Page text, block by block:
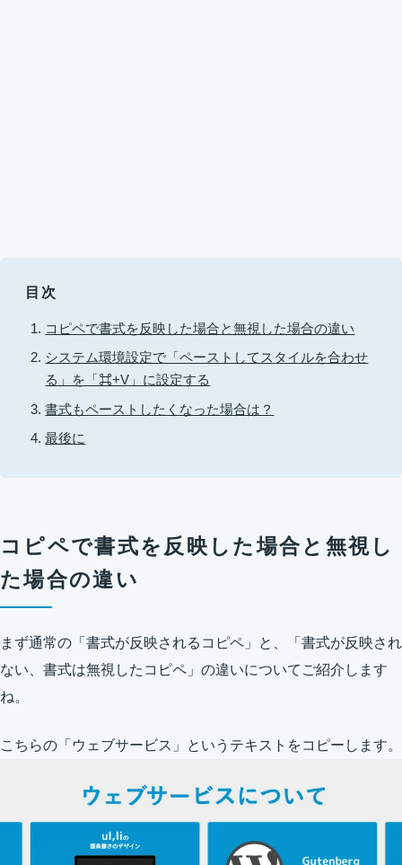
目次
コピペで書式を反映した場合と無視した場合の違い
システム環境設定で「ペーストしてスタイルを合わせ
る」を「⌘+V」に設定する
書式もペーストしたくなった場合は？
最後に
コピペで書式を反映した場合と無視し
た場合の違い
まず通常の「書式が反映されるコピペ」と、「書式が反映され
ない、書式は無視したコピペ」の違いについてご紹介します
ね。
こちらの「ウェブサービス」というテキストをコピーします。